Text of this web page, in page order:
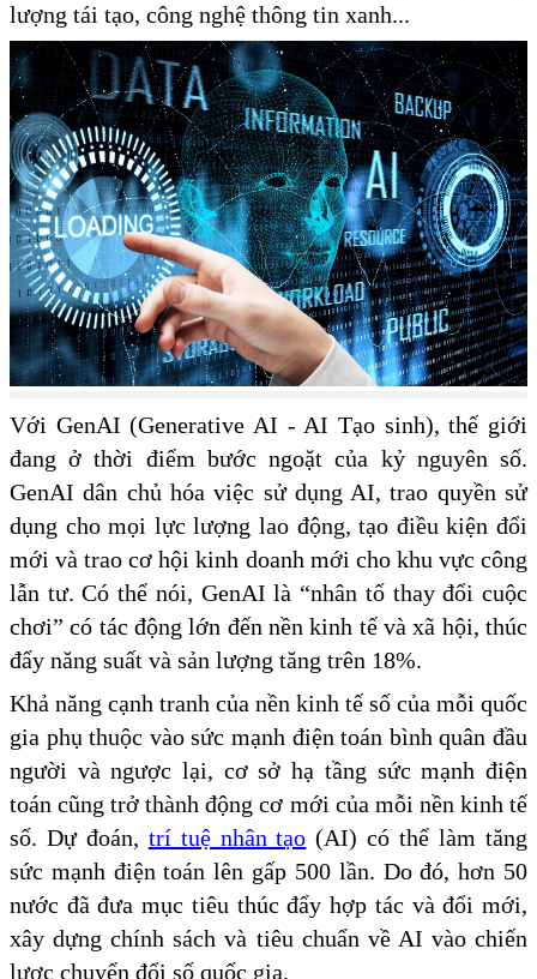
lượng tái tạo, công nghệ thông tin xanh...
Với GenAI (Generative AI - AI Tạo sinh), thế giới
đang ở thời điểm bước ngoặt của kỷ nguyên số.
GenAI dân chủ hóa việc sử dụng AI, trao quyền sử
dụng cho mọi lực lượng lao động, tạo điều kiện đổi
mới và trao cơ hội kinh doanh mới cho khu vực công
lẫn tư. Có thể nói, GenAI là “nhân tố thay đổi cuộc
chơi” có tác động lớn đến nền kinh tế và xã hội, thúc
đẩy năng suất và sản lượng tăng trên 18%.
Khả năng cạnh tranh của nền kinh tế số của mỗi quốc
gia phụ thuộc vào sức mạnh điện toán bình quân đầu
người và ngược lại, cơ sở hạ tầng sức mạnh điện
toán cũng trở thành động cơ mới của mỗi nền kinh tế
số. Dự đoán, trí tuệ nhân tạo (AI) có thể làm tăng
sức mạnh điện toán lên gấp 500 lần. Do đó, hơn 50
nước đã đưa mục tiêu thúc đẩy hợp tác và đổi mới,
xây dựng chính sách và tiêu chuẩn về AI vào chiến
lược chuyển đổi số quốc gia.